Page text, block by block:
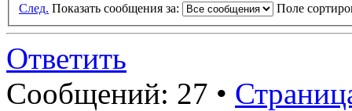
След. Показать сообщения за: Поле
Ответить
Сообщений: 27 •